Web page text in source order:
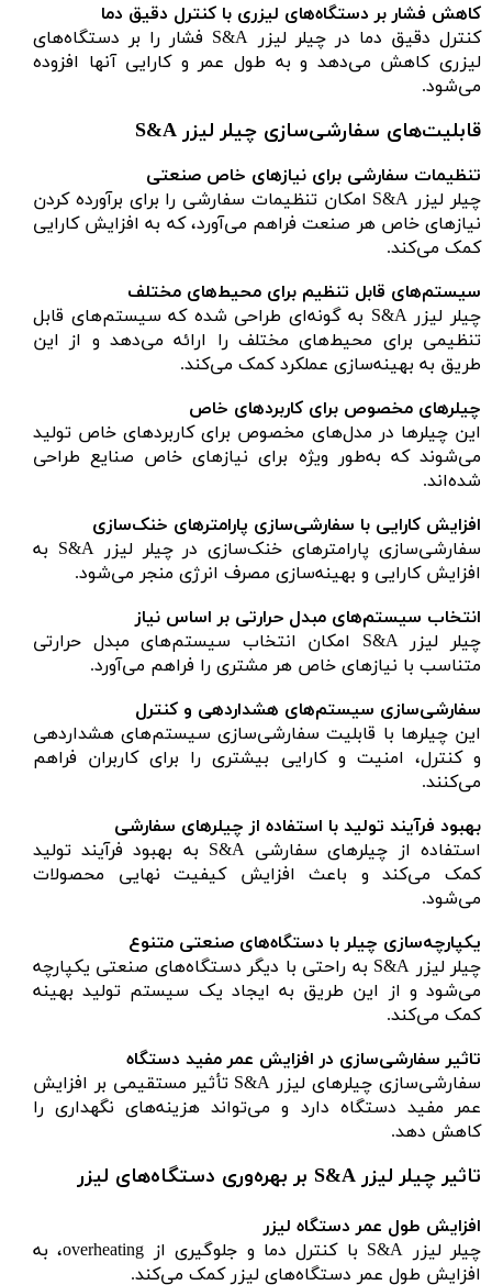
کاهش فشار بر دستگاه‌های لیزری با کنترل دقیق دما
کنترل دقیق دما در چیلر لیزر S&A فشار را بر دستگاه‌های
لیزری کاهش می‌دهد و به طول عمر و کارایی آنها افزوده
می‌شود.
قابلیت‌های سفارشی‌سازی چیلر لیزر S&A
تنظیمات سفارشی برای نیازهای خاص صنعتی
چیلر لیزر S&A امکان تنظیمات سفارشی را برای برآورده کردن
نیازهای خاص هر صنعت فراهم می‌آورد، که به افزایش کارایی
کمک می‌کند.
سیستم‌های قابل تنظیم برای محیط‌های مختلف
چیلر لیزر S&A به گونه‌ای طراحی شده که سیستم‌های قابل
تنظیمی برای محیط‌های مختلف را ارائه می‌دهد و از این
طریق به بهینه‌سازی عملکرد کمک می‌کند.
چیلرهای مخصوص برای کاربردهای خاص
این چیلرها در مدل‌های مخصوص برای کاربردهای خاص تولید
می‌شوند که به‌طور ویژه برای نیازهای خاص صنایع طراحی
شده‌اند.
افزایش کارایی با سفارشی‌سازی پارامترهای خنک‌سازی
سفارشی‌سازی پارامترهای خنک‌سازی در چیلر لیزر S&A به
افزایش کارایی و بهینه‌سازی مصرف انرژی منجر می‌شود.
انتخاب سیستم‌های مبدل حرارتی بر اساس نیاز
چیلر لیزر S&A امکان انتخاب سیستم‌های مبدل حرارتی
متناسب با نیازهای خاص هر مشتری را فراهم می‌آورد.
سفارشی‌سازی سیستم‌های هشداردهی و کنترل
این چیلرها با قابلیت سفارشی‌سازی سیستم‌های هشداردهی
و کنترل، امنیت و کارایی بیشتری را برای کاربران فراهم
می‌کنند.
بهبود فرآیند تولید با استفاده از چیلرهای سفارشی
استفاده از چیلرهای سفارشی S&A به بهبود فرآیند تولید
کمک می‌کند و باعث افزایش کیفیت نهایی محصولات
می‌شود.
یکپارچه‌سازی چیلر با دستگاه‌های صنعتی متنوع
چیلر لیزر S&A به راحتی با دیگر دستگاه‌های صنعتی یکپارچه
می‌شود و از این طریق به ایجاد یک سیستم تولید بهینه
کمک می‌کند.
تاثیر سفارشی‌سازی در افزایش عمر مفید دستگاه
سفارشی‌سازی چیلرهای لیزر S&A تأثیر مستقیمی بر افزایش
عمر مفید دستگاه دارد و می‌تواند هزینه‌های نگهداری را
کاهش دهد.
تاثیر چیلر لیزر S&A بر بهره‌وری دستگاه‌های لیزر
افزایش طول عمر دستگاه لیزر
چیلر لیزر S&A با کنترل دما و جلوگیری از overheating، به
افزایش طول عمر دستگاه‌های لیزر کمک می‌کند.